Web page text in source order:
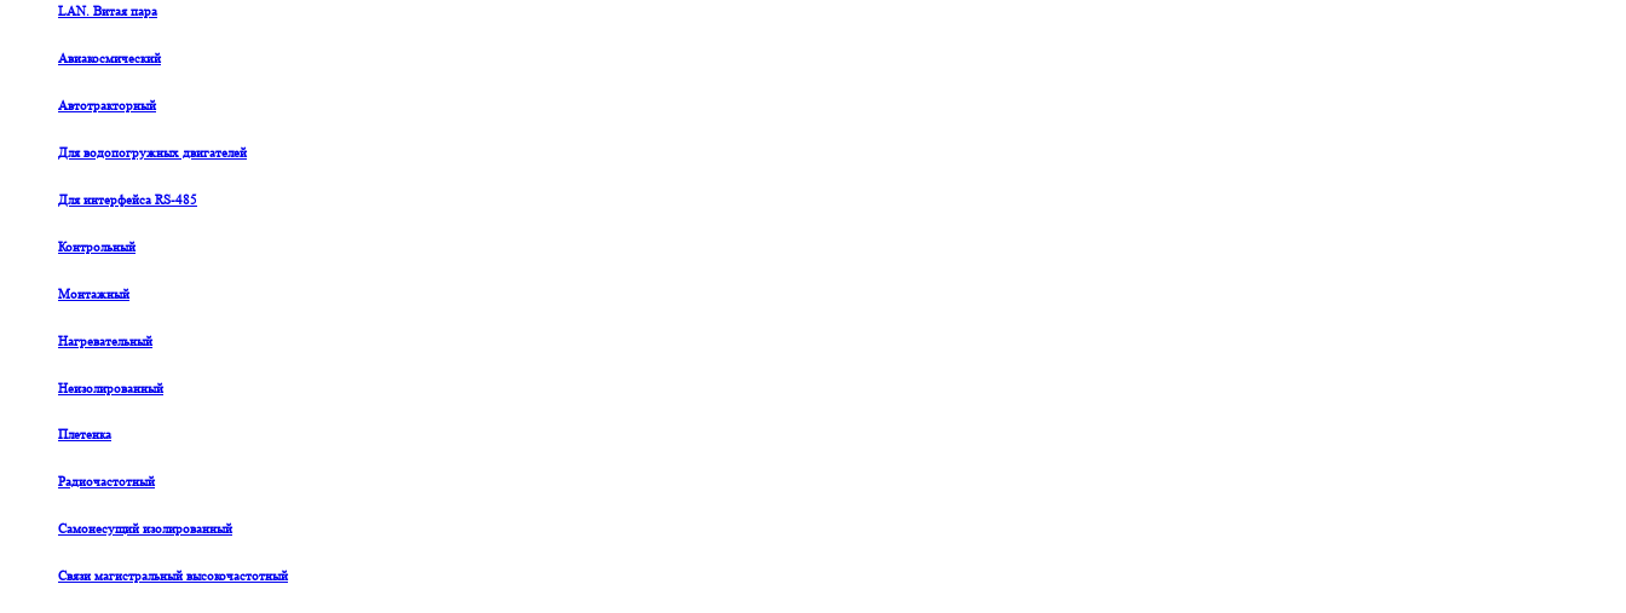
LAN. Витая пара
Авиакосмический
Автотракторный
Для водопогружных двигателей
Для интерфейса RS-485
Контрольный
Монтажный
Нагревательный
Неизолированный
Плетенка
Радиочастотный
Самонесущий изолированный
Связи магистральный высокочастотный